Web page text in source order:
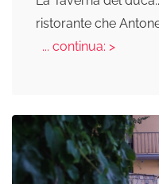
ristorante che
... continua: >